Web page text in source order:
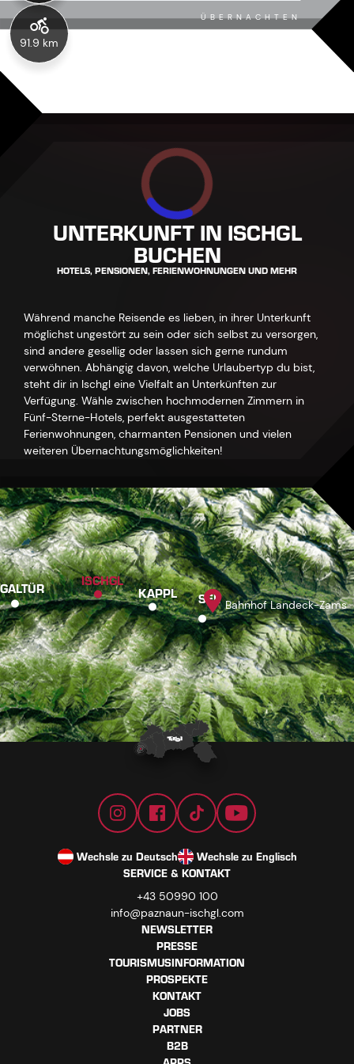
91.9 km
ÜBERNACHTEN
UNTERKUNFT IN ISCHGL
BUCHEN
HOTELS, PENSIONEN, FERIENWOHNUNGEN UND MEHR
Während manche Reisende es lieben, in ihrer Unterkunft
möglichst ungestört zu sein oder sich selbst zu versorgen,
sind andere gesellig oder lassen sich gerne rundum
verwöhnen. Abhängig davon, welche Urlaubertyp du bist,
steht dir in Ischgl eine Vielfalt an Unterkünften zur
Verfügung. Wähle zwischen hochmodernen Zimmern in
Fünf-Sterne-Hotels, perfekt ausgestatteten
Ferienwohnungen, charmanten Pensionen und vielen
weiteren Übernachtungsmöglichkeiten!
GALTÜR ISCHGL
KAPPL SEE Bahnhof Landeck-Zams
Wechsle zu Deutsch
Wechsle zu Englisch
SERVICE & KONTAKT
+43 50990 100
info@paznaun-ischgl.com
NEWSLETTER
PRESSE
TOURISMUSINFORMATION
PROSPEKTE
KONTAKT
JOBS
PARTNER
B2B